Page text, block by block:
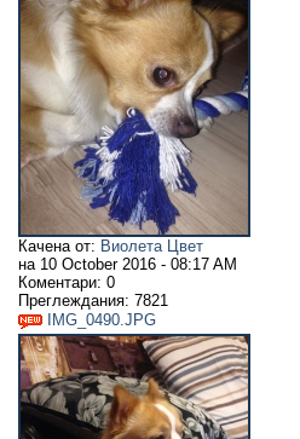
Качена от: Виолета Цвет
на 10 October 2016 - 08:17 AM
Коментари: 0
Преглеждания: 7821
IMG_0490.JPG